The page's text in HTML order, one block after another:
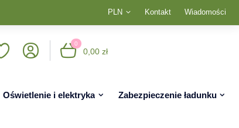
PLN Kontakt Wiadomości
0
0,00 zł
Oświetlenie i elektryka Zabezpieczenie ładunku